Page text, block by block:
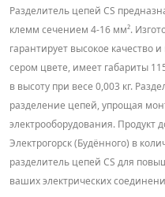
Разделитель цепей CS
клемм сечением 4-16 мм².
гарантирует высокое качество
сером цвете, имеет габариты
в высоту при весе 0,003 кг.
разделение цепей, упрощая
электрооборудования. Продукт
Электрогорск (Будённого) в
разделитель цепей CS для
ваших электрических